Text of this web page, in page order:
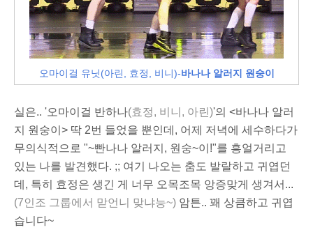
오마이걸 유닛(아린, 효정, 비니)-바나나 알러지 원숭이
실은.. '오마이걸 반하나(효정, 비니, 아린)'의 <바나나 알러
지 원숭이> 딱 2번 들었을 뿐인데, 어제 저녁에 세수하다가
무의식적으로 "~빤나나 알러지, 원숭~이!"를 흥얼거리고
있는 나를 발견했다. ;; 여기 나오는 춤도 발랄하고 귀엽던
데, 특히 효정은 생긴 게 너무 오목조목 앙증맞게 생겨서...
(7인조 그룹에서 맏언니 맞냐능~) 암튼.. 꽤 상큼하고 귀엽
습니다~